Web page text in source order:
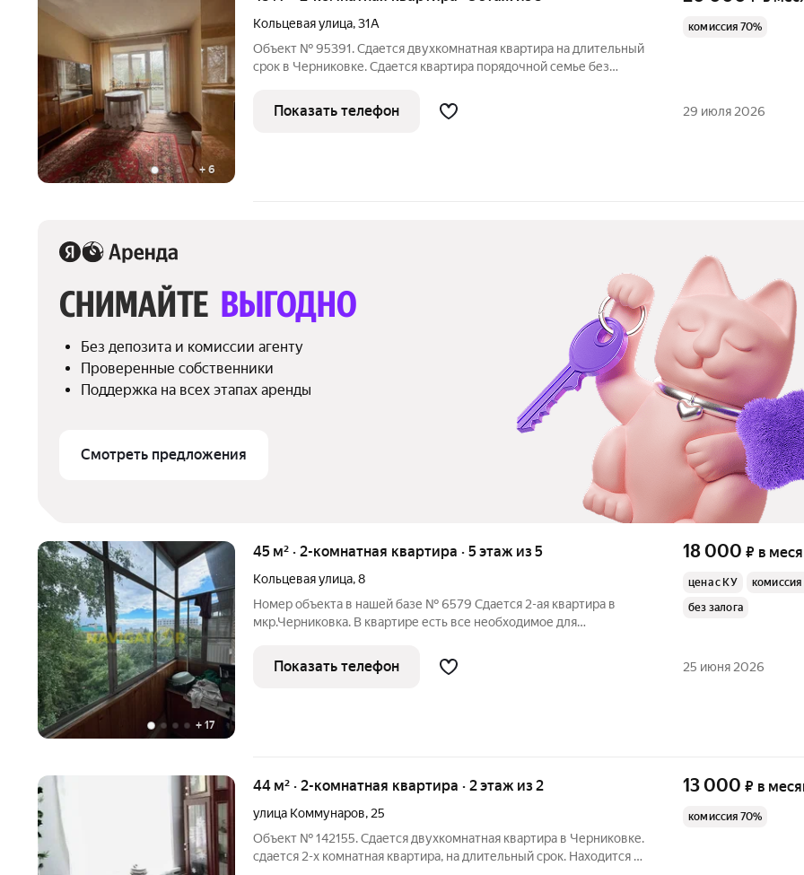
+ 6
Кольцевая улица,31А
Объект № 95391. Сдается двухкомнатная квартира на длительный
срок в Черниковке. Сдается квартира порядочной семье без
возраста. Развитая инфраструктура, рядом парк, 3 школы, УГНТУ.
Можно
комиссия 70%
Показать телефон 29 июля 2026
СНИМАЙТЕ ВЫГОДНО
Без депозита и комиссии агенту
Проверенные собственники
Поддержка на всех этапах аренды
Смотреть предложения
+ 17
45 м² · 2-комнатная квартира · 5 этаж из 5
Кольцевая улица,8
Номер объекта в нашей базе № 6579 Сдается 2-ая квартира в
мкр.Черниковка. В квартире есть все необходимое для
Рассматриваются порядочные жильцы на длительный период
проживания.
18 000 ₽ в
цена с КУ
без залога
Показать телефон 25 июня 2026
44 м² · 2-комнатная квартира · 2 этаж из 2
улица Коммунаров, 25
Объект № 142155. Сдается двухкомнатная квартира в Черниковке.
сдается 2-х комнатная квартира, на длительный срок. Находится в
13 000 ₽ в
комиссия 70%